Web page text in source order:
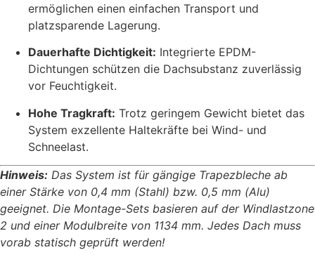
ermöglichen einen einfachen Transport und
platzsparende Lagerung.
Dauerhafte Dichtigkeit: Integrierte EPDM-
Dichtungen schützen die Dachsubstanz zuverlässig
vor Feuchtigkeit.
Hohe Tragkraft: Trotz geringem Gewicht bietet das
System exzellente Haltekräfte bei Wind- und
Schneelast.
Hinweis: Das System ist für gängige Trapezbleche ab
einer Stärke von 0,4 mm (Stahl) bzw. 0,5 mm (Alu)
geeignet. Die Montage-Sets basieren auf der Windlastzone
2 und einer Modulbreite von 1134 mm. Jedes Dach muss
vorab statisch geprüft werden!